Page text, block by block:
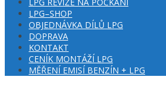
LPG–SHOP
OBJEDNÁVKA DÍLŮ LPG
DOPRAVA
KONTAKT
CENÍK MONTÁŽÍ LPG
MĚŘENÍ EMISÍ BENZÍN + LPG